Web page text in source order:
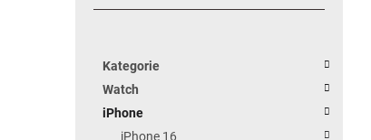
Kategorie
Watch
iPhone
iPhone 16